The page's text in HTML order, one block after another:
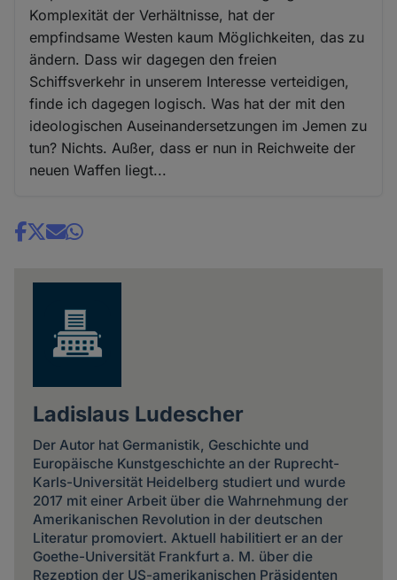
Komplexität der Verhältnisse, hat der
empfindsame Westen kaum Möglichkeiten, das zu
ändern. Dass wir dagegen den freien
Schiffsverkehr in unserem Interesse verteidigen,
finde ich dagegen logisch. Was hat der mit den
ideologischen Auseinandersetzungen im Jemen zu
tun? Nichts. Außer, dass er nun in Reichweite der
neuen Waffen liegt...
Share
Ladislaus Ludescher
Der Autor hat Germanistik, Geschichte und
Europäische Kunstgeschichte an der Ruprecht-
Karls-Universität Heidelberg studiert und wurde
2017 mit einer Arbeit über die Wahrnehmung der
Amerikanischen Revolution in der deutschen
Literatur promoviert. Aktuell habilitiert er an der
Goethe-Universität Frankfurt a. M. über die
Rezeption der US-amerikanischen Präsidenten